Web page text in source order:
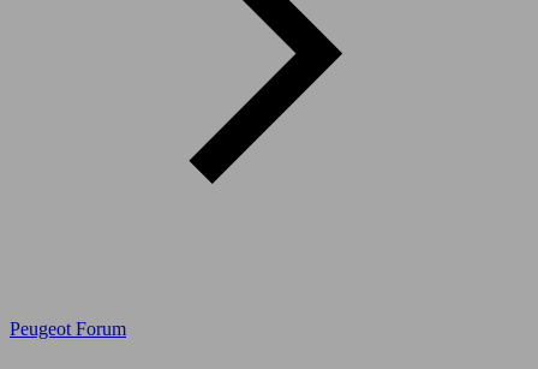
Peugeot Forum